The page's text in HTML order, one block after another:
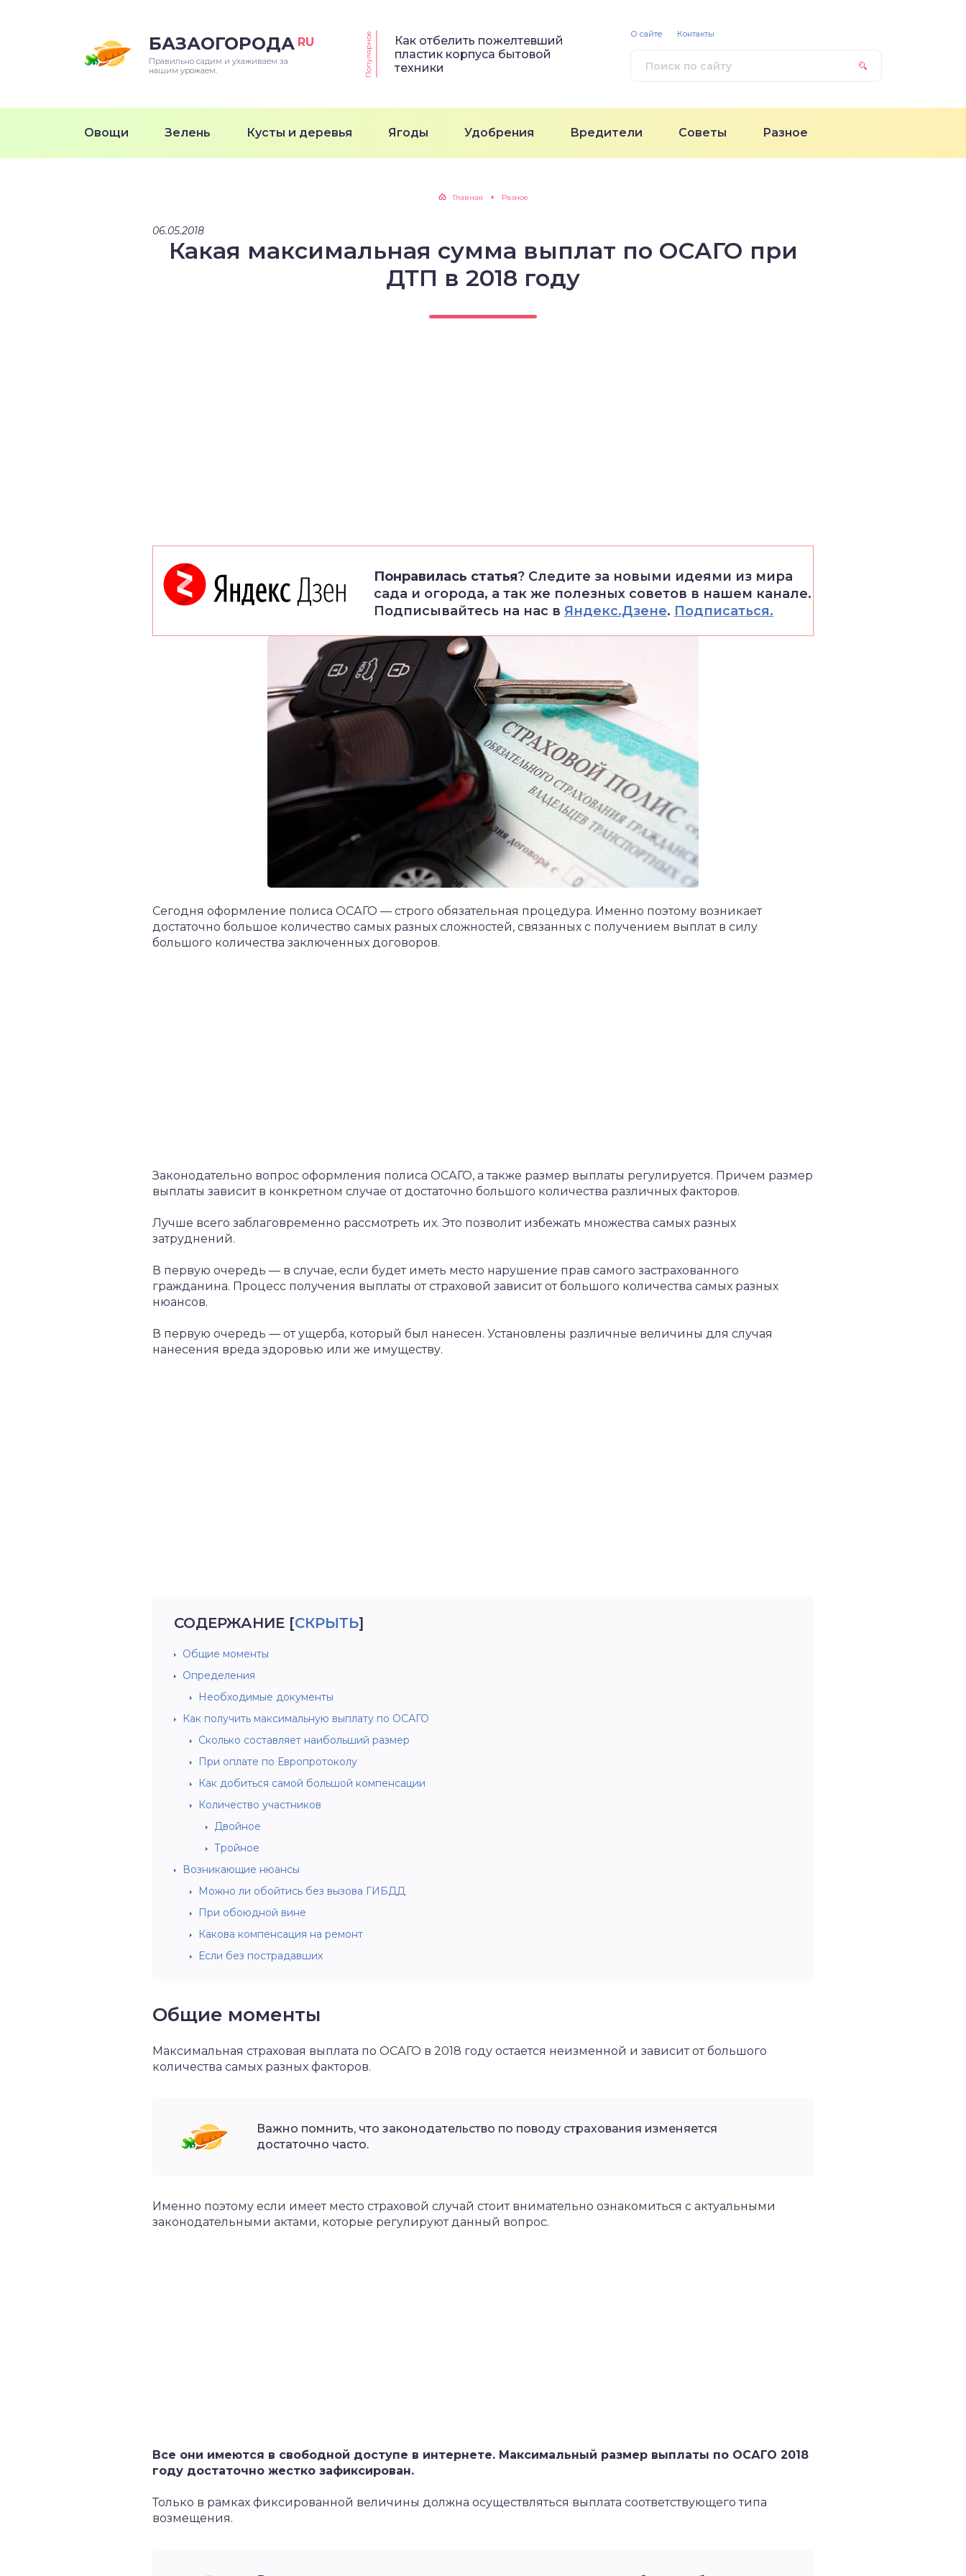
БАЗАОГОРОДА RU
Правильно садим и ухаживаем за
нашим урожаем.
Популярное
Как отбелить пожелтевший
пластик корпуса бытовой
техники
Овощи Зелень Кусты и деревья Ягоды Удобрения Вредители Советы Разное
О сайте Контакты
Главная Разное
06.05.2018
Какая максимальная сумма выплат по ОСАГО при
ДТП в 2018 году
Понравилась статья? Следите за новыми идеями из мира
сада и огорода, а так же полезных советов в нашем канале.
Подписывайтесь на нас в Яндекс.Дзене. Подписаться.
Сегодня оформление полиса ОСАГО — строго обязательная процедура. Именно поэтому возникает
достаточно большое количество самых разных сложностей, связанных с получением выплат в силу
большого количества заключенных договоров.
Законодательно вопрос оформления полиса ОСАГО, а также размер выплаты регулируется. Причем размер
выплаты зависит в конкретном случае от достаточно большого количества различных факторов.
Лучше всего заблаговременно рассмотреть их. Это позволит избежать множества самых разных
затруднений.
В первую очередь — в случае, если будет иметь место нарушение прав самого застрахованного
гражданина. Процесс получения выплаты от страховой зависит от большого количества самых разных
нюансов.
В первую очередь — от ущерба, который был нанесен. Установлены различные величины для случая
нанесения вреда здоровью или же имуществу.
СОДЕРЖАНИЕ [СКРЫТЬ]
Общие моменты
Определения
Необходимые документы
Как получить максимальную выплату по ОСАГО
Сколько составляет наибольший размер
При оплате по Европротоколу
Как добиться самой большой компенсации
Количество участников
Двойное
Тройное
Возникающие нюансы
Можно ли обойтись без вызова ГИБДД
При обоюдной вине
Какова компенсация на ремонт
Если без пострадавших
Общие моменты
Максимальная страховая выплата по ОСАГО в 2018 году остается неизменной и зависит от большого
количества самых разных факторов.
Важно помнить, что законодательство по поводу страхования изменяется
достаточно часто.
Именно поэтому если имеет место страховой случай стоит внимательно ознакомиться с актуальными
законодательными актами, которые регулируют данный вопрос.
Все они имеются в свободной доступе в интернете. Максимальный размер выплаты по ОСАГО 2018
году достаточно жестко зафиксирован.
Только в рамках фиксированной величины должна осуществляться выплата соответствующего типа
возмещения.